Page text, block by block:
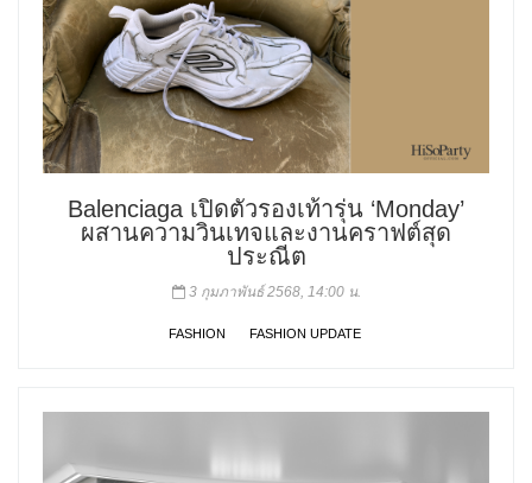
Balenciaga เปิดตัวรองเท้ารุ่น ‘Monday’
ผสานความวินเทจและงานคราฟต์สุด
ประณีต
3 กุมภาพันธ์ 2568, 14:00 น.
FASHION FASHION UPDATE